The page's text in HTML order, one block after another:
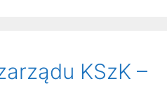
KSzK –